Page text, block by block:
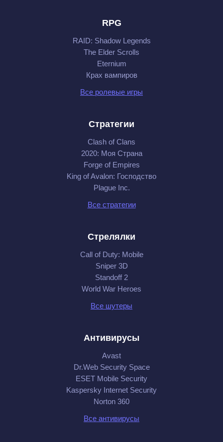
RPG
RAID: Shadow Legends
The Elder Scrolls
Eternium
Крах вампиров
Все ролевые игры
Стратегии
Clash of Clans
2020: Моя Cтрана
Forge of Empires
King of Avalon: Господство
Plague Inc.
Все стратегии
Стрелялки
Call of Duty: Mobile
Sniper 3D
Standoff 2
World War Heroes
Все шутеры
Антивирусы
Avast
Dr.Web Security Space
ESET Mobile Security
Kaspersky Internet Security
Norton 360
Все антивирусы